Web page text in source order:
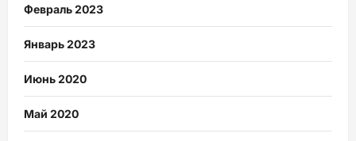
Февраль 2023
Январь 2023
Июнь 2020
Май 2020